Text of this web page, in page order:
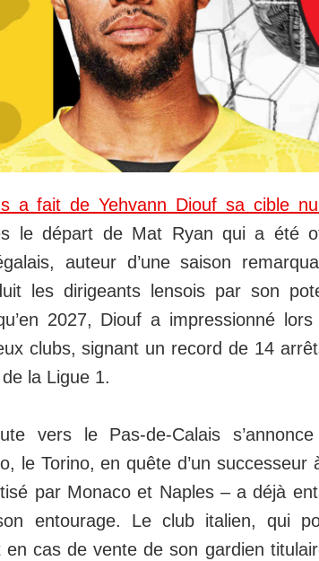
a fait de Yehvann Diouf sa cible
le départ de Mat Ryan qui a été
auteur d’une saison
les dirigeants lensois par son
2027, Diouf a impressionné
clubs, signant un record de 14
la Ligue 1.
vers le Pas-de-Calais s’annonce
le Torino, en quête d’un successeur
par Monaco et Naples – a déjà
entourage. Le club italien, qui
en cas de vente de son gardien